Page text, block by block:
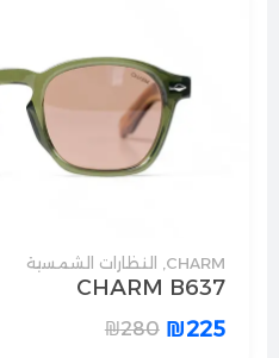
CHARM النظارات الشمسية
CHARM B637
₪280 ₪225